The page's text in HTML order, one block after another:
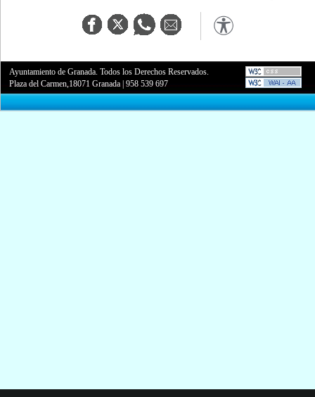
Ayuntamiento de Granada. Todos los Derechos Reservados.
Plaza del Carmen,18071 Granada |958 539 697